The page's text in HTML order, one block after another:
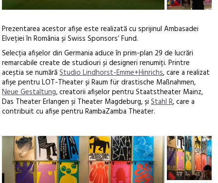
Prezentarea acestor afișe este realizată cu sprijinul Ambasadei
Elveției în România și Swiss Sponsors’ Fund.
Selecția afișelor din Germania aduce în prim-plan 29 de lucrări
remarcabile create de studiouri și designeri renumiți. Printre
aceștia se numărăStudio Lindhorst-Emme+Hinrichs, care a realizat
afișe pentru LOT-Theater și Raum für drastische Maßnahmen,
Neue Gestaltung, creatorii afișelor pentru Staatstheater Mainz,
Das Theater Erlangen și Theater Magdeburg, șiStahl R, care a
contribuit cu afișe pentru RambaZamba Theater.